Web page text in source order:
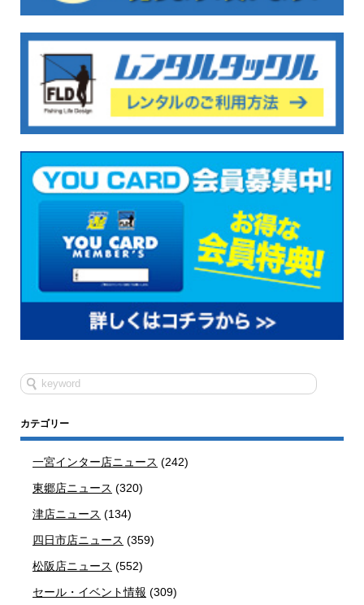
カテゴリー
一宮インター店ニュース (242)
東郷店ニュース (320)
津店ニュース (134)
四日市店ニュース (359)
松阪店ニュース (552)
セール・イベント情報 (309)